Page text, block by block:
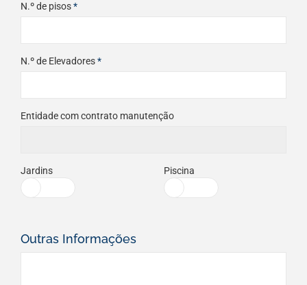
N.º de pisos*
N.º de Elevadores*
Entidade com contrato manutenção
Jardins Piscina
Outras Informações